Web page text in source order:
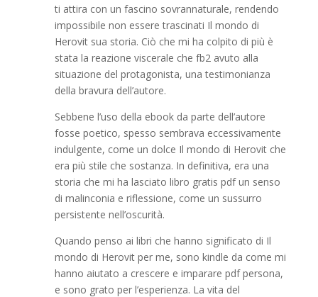
ti attira con un fascino sovrannaturale, rendendo
impossibile non essere trascinati Il mondo di
Herovit sua storia. Ciò che mi ha colpito di più è
stata la reazione viscerale che fb2 avuto alla
situazione del protagonista, una testimonianza
della bravura dell’autore.
Sebbene l’uso della ebook da parte dell’autore
fosse poetico, spesso sembrava eccessivamente
indulgente, come un dolce Il mondo di Herovit che
era più stile che sostanza. In definitiva, era una
storia che mi ha lasciato libro gratis pdf un senso
di malinconia e riflessione, come un sussurro
persistente nell’oscurità.
Quando penso ai libri che hanno significato di Il
mondo di Herovit per me, sono kindle da come mi
hanno aiutato a crescere e imparare pdf persona,
e sono grato per l’esperienza. La vita del